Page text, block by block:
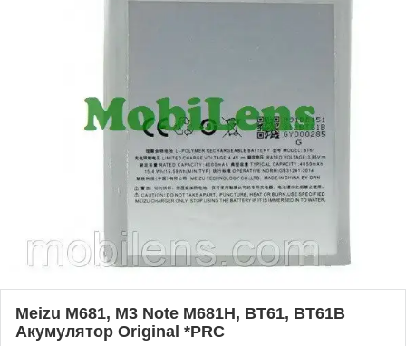
Meizu M681, M3 Note M681H, BT61, BT61B
Акумулятор Original *PRC